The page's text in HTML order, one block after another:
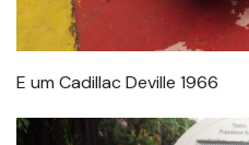
E um Cadillac Deville 1966